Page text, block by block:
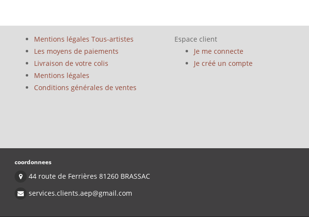
Mentions légales Tous-artistes
Les moyens de paiements
Livraison de votre colis
Mentions légales
Conditions générales de ventes
Espace client
Je me connecte
Je créé un compte
coordonnees
44 route de Ferrières 81260 BRASSAC
services.clients.aep@gmail.com